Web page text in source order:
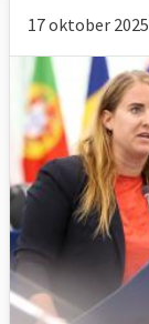
17 oktober 2025